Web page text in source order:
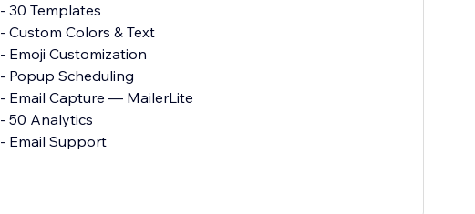
- 30 Templates
- Custom Colors & Text
- Emoji Customization
- Popup Scheduling
- Email Capture — MailerLite
- 50 Analytics
- Email Support